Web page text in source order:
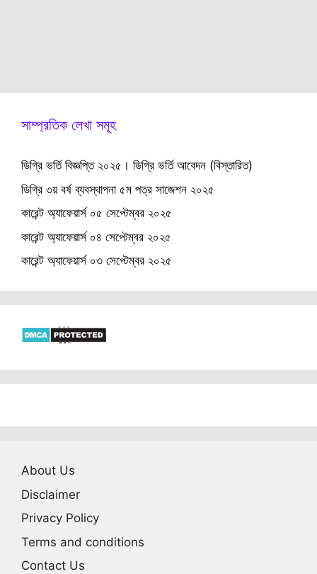
সাম্প্রতিক লেখা সমূহ
ডিগ্রি ভর্তি বিজ্ঞপ্তি ২০২৫। ডিগ্রি ভর্তি আবেদন (বিস্তারিত)
ডিগ্রি ৩য় বর্ষ ব্যবস্থাপনা ৫ম পত্র সাজেশন ২০২৫
কারেন্ট অ্যাফেয়ার্স ০৫ সেপ্টেম্বর ২০২৫
কারেন্ট অ্যাফেয়ার্স ০৪ সেপ্টেম্বর ২০২৫
কারেন্ট অ্যাফেয়ার্স ০৩ সেপ্টেম্বর ২০২৫
About Us
Disclaimer
Privacy Policy
Terms and conditions
Contact Us